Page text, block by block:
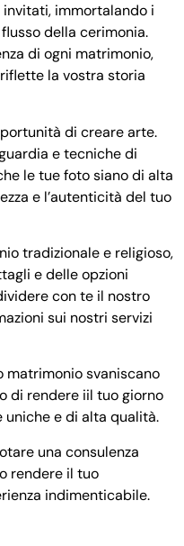
immortalando i
della cerimonia.
di ogni matrimonio,
la vostra storia
di creare arte.
e tecniche di
le tue foto siano di alta
e l’autenticità del tuo
tradizionale e religioso,
e delle opzioni
con te il nostro
sui nostri servizi
matrimonio svaniscano
di rendere iil tuo giorno
e di alta qualità.
una consulenza
rendere il tuo
indimenticabile.